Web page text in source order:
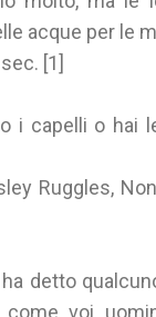
acque per le
[1]
i capelli o hai
Ruggles,
detto
come voi